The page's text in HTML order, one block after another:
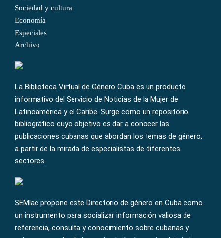
Sociedad y cultura
Economía
Especiales
Archivo
La Biblioteca Virtual de Género Cuba es un producto
informativo del Servicio de Noticias de la Mujer de
Latinoamérica y el Caribe. Surge como un repositorio
bibliográfico cuyo objetivo es dar a conocer las
publicaciones cubanas que abordan los temas de género,
a partir de la mirada de especialistas de diferentes
sectores.
SEMlac propone este Directorio de género en Cuba como
un instrumento para socializar información valiosa de
referencia, consulta y conocimiento sobre cubanas y